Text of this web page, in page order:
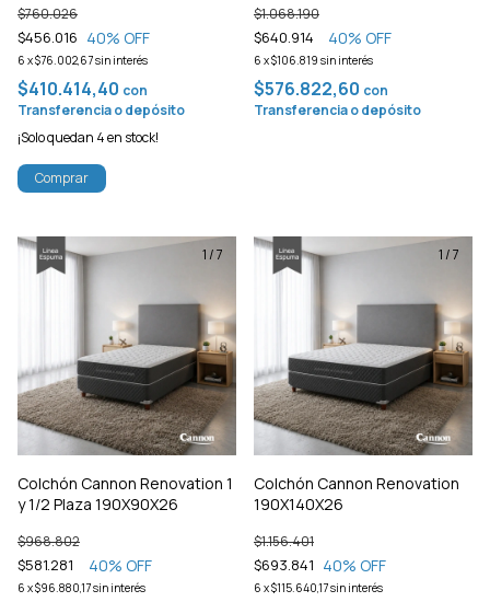
$456.016
$760.026
40% OFF
6 x$76.002,67sin interés
$410.414,40 con
Transferencia o depósito
¡Solo quedan 4en stock!
Comprar
$640.914
$1.068.190
40% OFF
6 x$106.819 sin interés
$576.822,60 con
Transferencia o depósito
1/7
Colchón Cannon Renovation 1
y 1/2 Plaza 190X90X26
$581.281
$968.802
40% OFF
6 x$96.880,17sin interés
1/7
Colchón Cannon Renovation
190X140X26
$693.841
$1.156.401
40% OFF
6 x$115.640,17sin interés